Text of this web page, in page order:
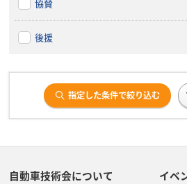
協賛
後援
指定した条件で絞り込む
自動車技術会について イベ